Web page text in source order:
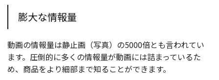
膨大な情報量
動画の情報量は静止画（写真）の5000倍とも言われてい
ます。圧倒的に多くの情報量が動画には詰まっているた
め、商品をより細部まで知ることができます。